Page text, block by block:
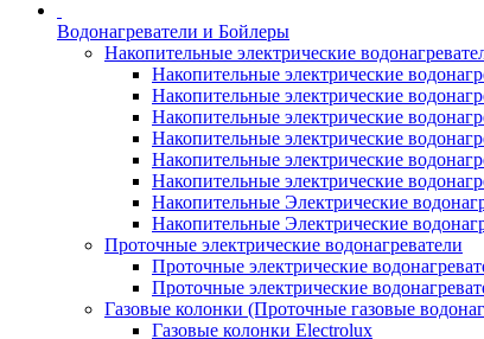
Водонагреватели и Бойлеры
Накопительные электрические
Накопительные электрические
Накопительные электрические
Накопительные электрические
Накопительные электрические
Накопительные электрические
Накопительные электрические
Накопительные Электрические
Накопительные Электрические
Проточные электрические водонагреватели
Проточные электрические
Проточные электрические
Газовые колонки (Проточные газовые
Газовые колонки Electrolux